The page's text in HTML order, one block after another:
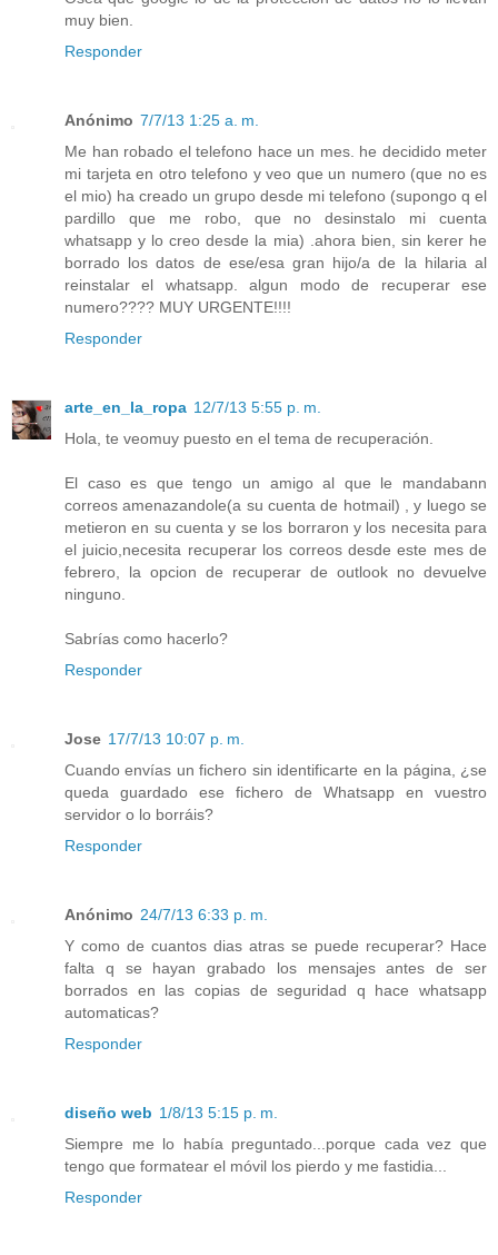
muy bien.
Responder
Anónimo 7/7/13 1:25 a. m.
Me han robado el telefono hace un mes. he decidido meter
mi tarjeta en otro telefono y veo que un numero (que no es
el mio) ha creado un grupo desde mi telefono (supongo q el
pardillo que me robo, que no desinstalo mi cuenta
whatsapp y lo creo desde la mia) .ahora bien, sin kerer he
borrado los datos de ese/esa gran hijo/a de la hilaria al
reinstalar el whatsapp. algun modo de recuperar ese
numero???? MUY URGENTE!!!!
Responder
arte_en_la_ropa 12/7/13 5:55 p. m.
Hola, te veomuy puesto en el tema de recuperación.
El caso es que tengo un amigo al que le mandabann
correos amenazandole(a su cuenta de hotmail) , y luego se
metieron en su cuenta y se los borraron y los necesita para
el juicio,necesita recuperar los correos desde este mes de
febrero, la opcion de recuperar de outlook no devuelve
ninguno.
Sabrías como hacerlo?
Responder
Jose 17/7/13 10:07 p. m.
Cuando envías un fichero sin identificarte en la página, ¿se
queda guardado ese fichero de Whatsapp en vuestro
servidor o lo borráis?
Responder
Anónimo 24/7/13 6:33 p. m.
Y como de cuantos dias atras se puede recuperar? Hace
falta q se hayan grabado los mensajes antes de ser
borrados en las copias de seguridad q hace whatsapp
automaticas?
Responder
diseño web 1/8/13 5:15 p. m.
Siempre me lo había preguntado...porque cada vez que
tengo que formatear el móvil los pierdo y me fastidia...
Responder